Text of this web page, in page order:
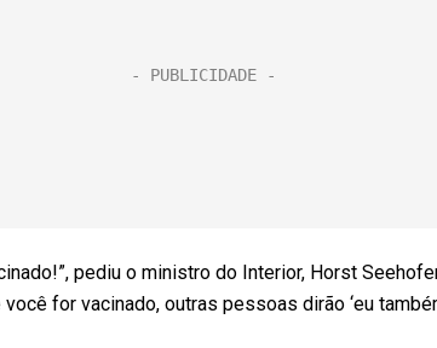
pediu o ministro do Interior, Horst
for vacinado, outras pessoas dirão ‘eu